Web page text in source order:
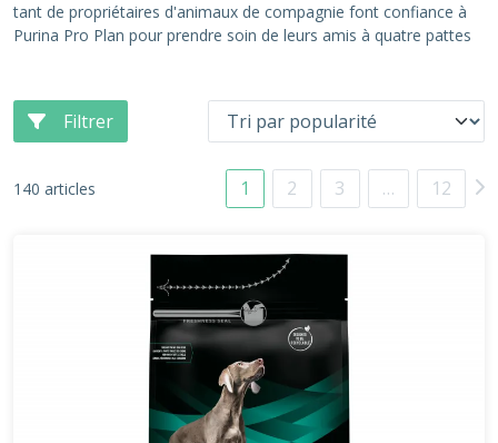
tant de propriétaires d'animaux de compagnie font confiance à
Purina Pro Plan pour prendre soin de leurs amis à quatre pattes
Filtrer
140 articles 1 2 3 … 12